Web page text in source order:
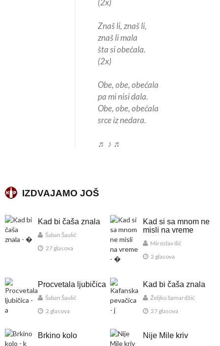
(2x)
Znaš li, znaš li,
znaš li mala
šta si obećala.
(2x)
Obe, obe, obećala
pa mi nisi dala.
Obe, obe, obećala
srce iz nedara.
♬ ♪ ♬
IZDVAJAMO JOŠ
Kad bi čaša znala
Šaban Šaulić
27 glasova
Kad si sa mnom ne
misli na vreme
Miroslav Ilić
2 glasova
Procvetala ljubičica
Šaban Šaulić
2 glasova
Kad bi čaša znala
Željko Samardžić
27 glasova
Brkino kolo Nije Mile kriv